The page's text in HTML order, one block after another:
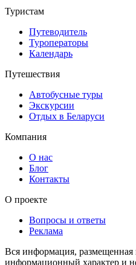
Туристам
Путеводитель
Туроператоры
Календарь
Путешествия
Автобусные туры
Экскурсии
Отдых в Беларуси
Компания
О нас
Блог
Контакты
О проекте
Вопросы и ответы
Реклама
Вся информация, размещенная
информационный характер и